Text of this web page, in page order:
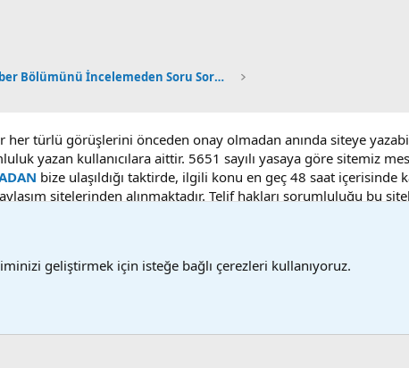
Rehber Bölümünü İncelemeden Soru Sormayınız
türlü görüşlerini önceden onay olmadan anında siteye
yazan kullanıcılara aittir. 5651 sayılı yasaya göre sitemiz
bize ulaşıldığı taktirde, ilgili konu en geç 48 saat içerisinde
sitelerinden alınmaktadır. Telif hakları sorumluluğu bu
Bize ulaşın Şartlar ve
geliştirmek için isteğe bağlı çerezleri kullanıyoruz.